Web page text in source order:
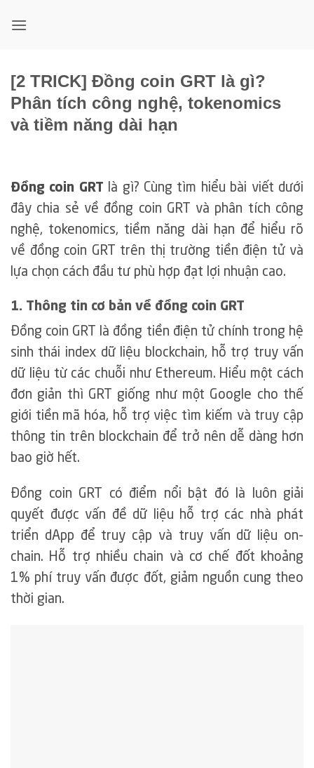
qua
[2 TRICK] Đồng coin GRT là gì?
Phân tích công nghệ, tokenomics
và tiềm năng dài hạn
Đồng coin GRT là gì? Cùng tìm hiểu bài viết dưới
đây chia sẻ về đồng coin GRT và phân tích công
nghệ, tokenomics, tiềm năng dài hạn để hiểu rõ
về đồng coin GRT trên thị trường tiền điện tử và
lựa chọn cách đầu tư phù hợp đạt lợi nhuận cao.
1. Thông tin cơ bản về đồng coin GRT
Đồng coin GRT là đồng tiền điện tử chính trong hệ
sinh thái index dữ liệu blockchain, hỗ trợ truy vấn
dữ liệu từ các chuỗi như Ethereum. Hiểu một cách
đơn giản thì GRT giống như một Google cho thế
giới tiền mã hóa, hỗ trợ việc tìm kiếm và truy cập
thông tin trên blockchain để trở nên dễ dàng hơn
bao giờ hết.
Đồng coin GRT có điểm nổi bật đó là luôn giải
quyết được vấn đề dữ liệu hỗ trợ các nhà phát
triển dApp để truy cập và truy vấn dữ liệu on-
chain. Hỗ trợ nhiều chain và cơ chế đốt khoảng
1% phí truy vấn được đốt, giảm nguồn cung theo
thời gian.